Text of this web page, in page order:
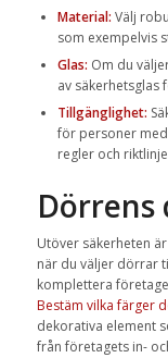
Material: Välj
som exempelvis
Glas: Om du
av säkerhetsglas
Tillgänglighet:
för personer
regler och
Dörrens
Utöver säkerheten
när du väljer dörrar
komplettera
Bestäm vilka färger
dekorativa element
från företagets in-